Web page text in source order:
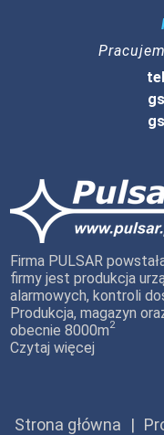
Firma PULSAR
firmy jest produkcja
alarmowych, kontroli
Produkcja, magazyn
obecnie 8000m2
Czytaj więcej
Strona główna